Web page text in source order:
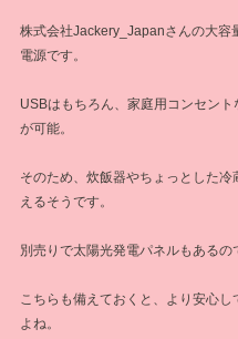
株式会社Jackery_Japanさんの大容
電源です。
USBはもちろん、家庭用コンセント
が可能。
そのため、炊飯器やちょっとした冷
えるそうです。
別売りで太陽光発電パネルもあるの
こちらも備えておくと、より安心し
よね。